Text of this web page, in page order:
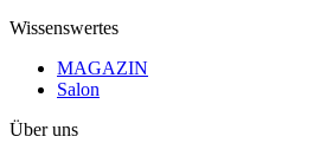
Wissenswertes
MAGAZIN
Salon
Über uns